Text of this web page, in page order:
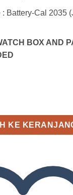
Battery-Cal 2035
BOX AND
KE